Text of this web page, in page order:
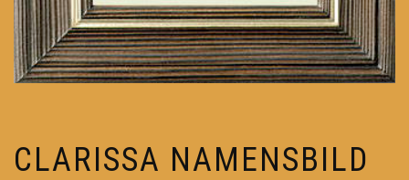
CLARISSA NAMENSBILD